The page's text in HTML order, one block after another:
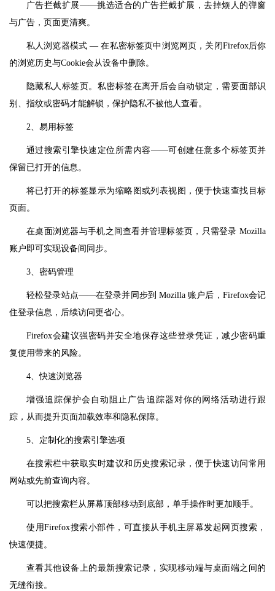
广告拦截扩展——挑选适合的广告拦截扩展，去掉烦人的弹窗
与广告，页面更清爽。
私人浏览器模式 — 在私密标签页中浏览网页，关闭Firefox后你
的浏览历史与Cookie会从设备中删除。
隐藏私人标签页。私密标签在离开后会自动锁定，需要面部识
别、指纹或密码才能解锁，保护隐私不被他人查看。
2、易用标签
通过搜索引擎快速定位所需内容——可创建任意多个标签页并
保留已打开的信息。
将已打开的标签显示为缩略图或列表视图，便于快速查找目标
页面。
在桌面浏览器与手机之间查看并管理标签页，只需登录 Mozilla
账户即可实现设备间同步。
3、密码管理
轻松登录站点——在登录并同步到 Mozilla 账户后，Firefox会记
住登录信息，后续访问更省心。
Firefox会建议强密码并安全地保存这些登录凭证，减少密码重
复使用带来的风险。
4、快速浏览器
增强追踪保护会自动阻止广告追踪器对你的网络活动进行跟
踪，从而提升页面加载效率和隐私保障。
5、定制化的搜索引擎选项
在搜索栏中获取实时建议和历史搜索记录，便于快速访问常用
网站或先前查询内容。
可以把搜索栏从屏幕顶部移动到底部，单手操作时更加顺手。
使用Firefox搜索小部件，可直接从手机主屏幕发起网页搜索，
快速便捷。
查看其他设备上的最新搜索记录，实现移动端与桌面端之间的
无缝衔接。